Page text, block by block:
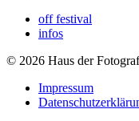
off festival
infos
© 2026 Haus der
Impressum